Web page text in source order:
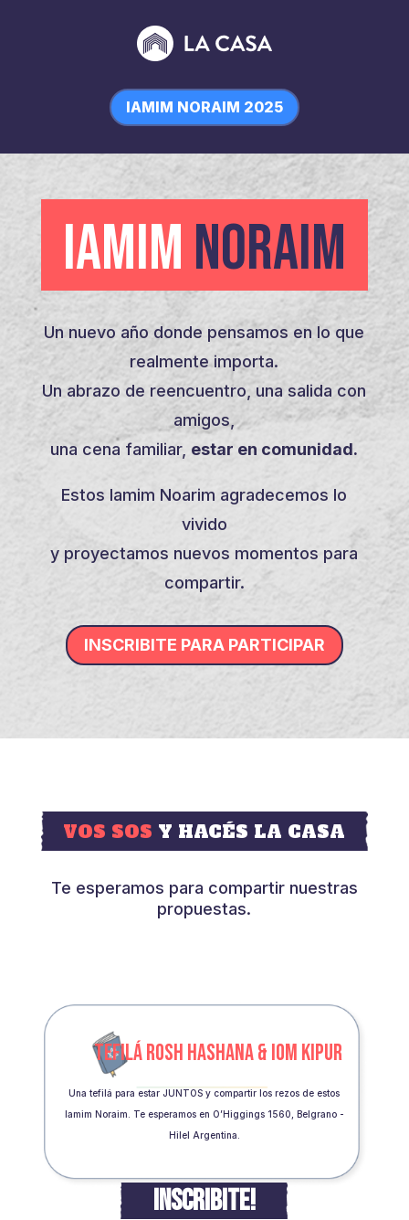
IAMIM NORAIM 2025
IAMIM NORAIM
Un nuevo año donde pensamos en lo que
realmente importa.
Un abrazo de reencuentro, una salida con
amigos,
una cena familiar, estar en comunidad.
Estos Iamim Noarim agradecemos lo
vivido
y proyectamos nuevos momentos para
compartir.
INSCRIBITE PARA PARTICIPAR
VOS SOS Y HACÉS LA CASA
Te esperamos para compartir nuestras
propuestas.
TEFILÁ ROSH HASHANA & IOM KIPUR
Una tefilá para estar JUNTOS y compartir los rezos de estos
Iamim Noraim. Te esperamos en O’Higgings 1560, Belgrano -
Hilel Argentina.
INSCRIBITE!